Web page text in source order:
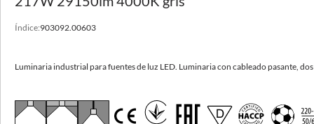
Índice:903092.00603
Luminaria industrial para fuentes de luz LED. Luminaria con cableado pasante,
Otros parámetros disponibles
Luminaria industrial para fuentes de luz LED.
Alta eficacia a 170 lm/W